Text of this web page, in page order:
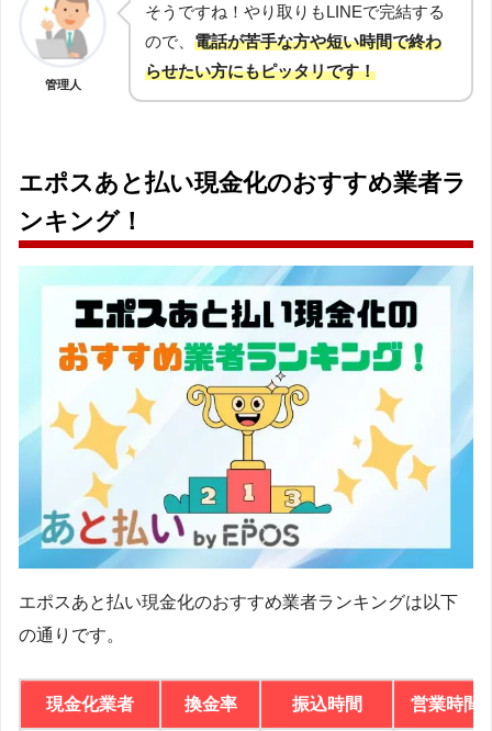
管理人
そうですね！やり取りもLINEで完結する
ので、 電話が苦手な方や短い時間で終わ
らせたい方にもピッタリです！
エポスあと払い現金化のおすすめ業者ラ
ンキング！
エポスあと払い現金化のおすすめ業者ランキングは以下
の通りです。
現金化業者 換金率 振込時間 営業時間